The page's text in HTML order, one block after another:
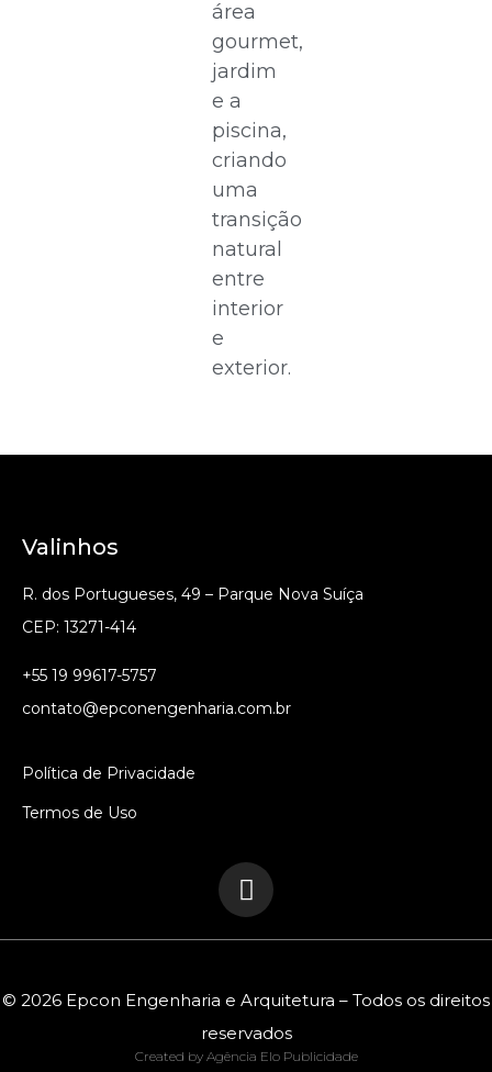
área
gourmet,
jardim
e a
piscina,
criando
uma
transição
natural
entre
interior
e
exterior.
Valinhos
R. dos Portugueses, 49 – Parque Nova Suíça
CEP: 13271-414
+55 19 99617-5757
contato@epconengenharia.com.br
Política de Privacidade
Termos de Uso
© 2026 Epcon Engenharia e Arquitetura – Todos os direitos
reservados
Created by Agência Elo Publicidade